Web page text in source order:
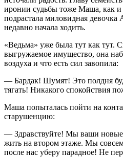
иронии судьбы тоже Маша, как и
подрастала миловидная девочка
недавно начала ходить.
«Ведьма» уже была тут как тут.
выгружаемое имущество, она
воздуха и что есть сил завопила:
— Бардак! Шумят! Это полдня
тягать! Никакого спокойствия
Маша попыталась пойти на
старушенцию:
— Здравствуйте! Мы ваши новые
жить на втором этаже. Мы
после нас уберу парадное! Не